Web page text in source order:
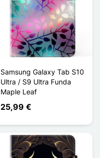
Samsung Galaxy Tab S10
Ultra / S9 Ultra Funda
Maple Leaf
25,99 €